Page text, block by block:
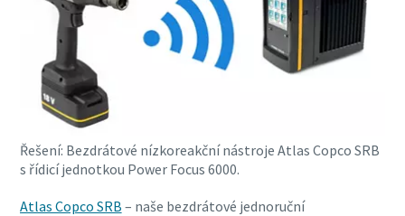
Dokumentace a zdroje
Zobrazit vše
Zhlédnout
Řešení: Bezdrátové nízkoreakční nástroje Atlas Copco SRB
s řídicí jednotkou Power Focus 6000.
Atlas Copco SRB – naše bezdrátové jednoruční